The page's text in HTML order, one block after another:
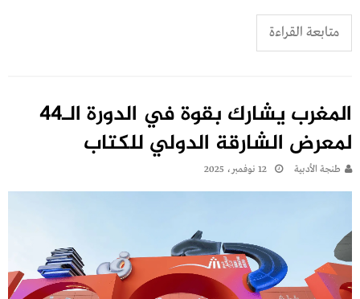
متابعة القراءة
المغرب يشارك بقوة في الدورة الـ44
لمعرض الشارقة الدولي للكتاب
طنجة الأدبية 12 نوفمبر، 2025